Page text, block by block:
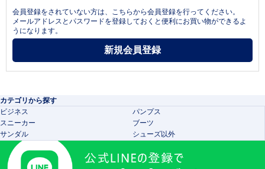
会員登録をされていない方は、こちらから会員登録を行ってください。
メールアドレスとパスワードを登録しておくと便利にお買い物ができるよ
うになります。
カテゴリから探す
ビジネス
パンプス
スニーカー
ブーツ
サンダル
シューズ以外